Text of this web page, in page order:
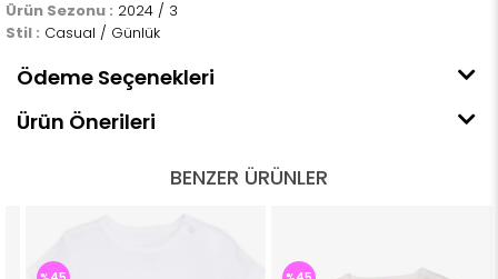
Ürün Sezonu : 2024 / 3
Stil : Casual / Günlük
Ödeme Seçenekleri
Ürün Önerileri
BENZER ÜRÜNLER